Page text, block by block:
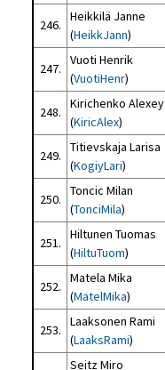
246.
Heikkilä Janne
(HeikkJann)
247.
Vuoti Henrik
(VuotiHenr)
248.
Kirichenko Alexey
(KiricAlex)
249.
Titievskaja Larisa
(KogiyLari)
250.
Toncic Milan
(TonciMila)
251.
Hiltunen Tuomas
(HiltuTuom)
252.
Matela Mika
(MatelMika)
253.
Laaksonen Rami
(LaaksRami)
Seitz Miro